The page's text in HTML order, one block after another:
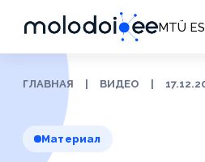
MTÜ
ГЛАВНАЯ ВИДЕО
Материал